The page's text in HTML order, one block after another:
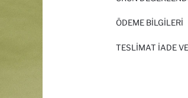
ÖDEME BİLGİLERİ
TESLIMAT İADE